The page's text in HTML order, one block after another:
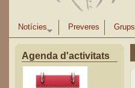
Notícies Preveres Grups
Agenda d'activitats